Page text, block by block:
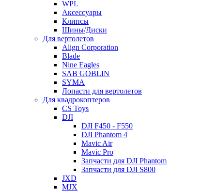
WPL
Аксессуары
Клипсы
Шины/Диски
Для вертолетов
Align Corporation
Blade
Nine Eagles
SAB GOBLIN
SYMA
Лопасти для вертолетов
Для квадрокоптеров
CS Toys
DJI
DJI F450 - F550
DJI Phantom 4
Mavic Air
Mavic Pro
Запчасти для DJI Phantom
Запчасти для DJI S800
JXD
MJX